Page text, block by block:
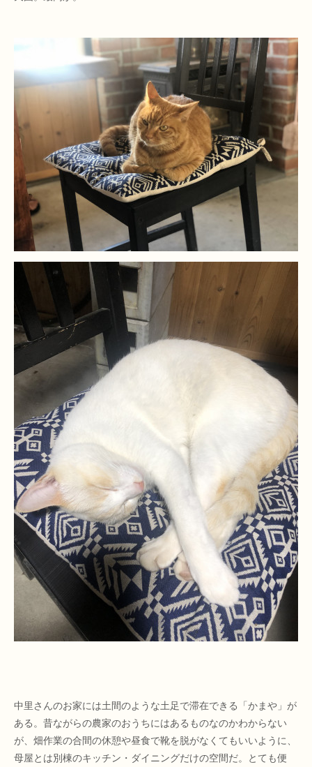
中里さんのお家には土間のような土足で滞在できる「かまや」が
ある。昔ながらの農家のおうちにはあるものなのかわからない
が、畑作業の合間の休憩や昼食で靴を脱がなくてもいいように、
母屋とは別棟のキッチン・ダイニングだけの空間だ。とても便